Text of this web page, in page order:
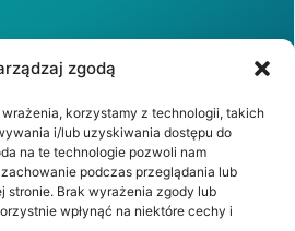
zgodą
korzystamy z technologii, takich
i/lub uzyskiwania dostępu do
na te technologie pozwoli nam
podczas przeglądania lub
stronie. Brak wyrażenia zgody lub
wpłynąć na niektóre cechy i